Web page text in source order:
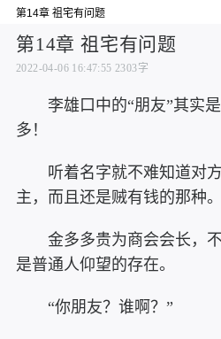
第14章 祖宅有问题
第14章 祖宅有问题
2022-04-06 16:47:55 2303字
李雄口中的“朋友”其实
多！
听着名字就不难知道对
主，而且还是贼有钱的那种。
金多多贵为商会会长，
是普通人仰望的存在。
“你朋友？谁啊？”